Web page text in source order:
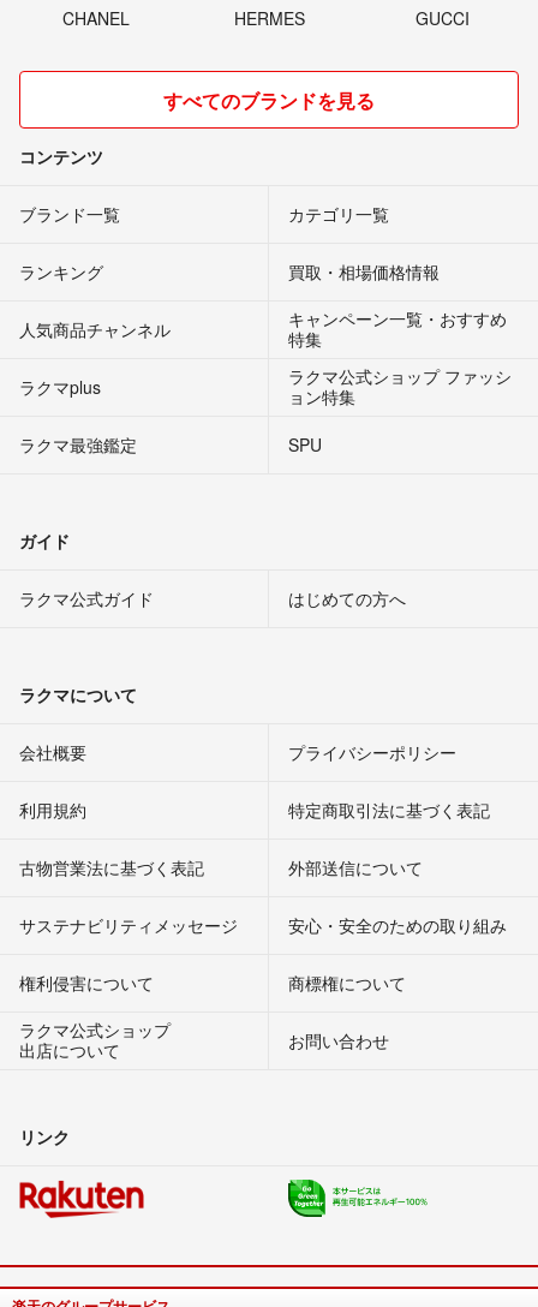
CHANEL HERMES GUCCI
すべてのブランドを見る
コンテンツ
ブランド一覧 カテゴリ一覧
ランキング 買取・相場価格情報
人気商品チャンネル
キャンペーン一覧・おすすめ
特集
ラクマplus
ラクマ公式ショップ ファッシ
ョン特集
ラクマ最強鑑定
SPU
ガイド
ラクマ公式ガイド はじめての方へ
ラクマについて
会社概要 プライバシーポリシー
利用規約 特定商取引法に基づく表記
古物営業法に基づく表記 外部送信について
サステナビリティメッセージ 安心・安全のための取り組み
権利侵害について
商標権について
ラクマ公式ショップ
出店について
お問い合わせ
リンク